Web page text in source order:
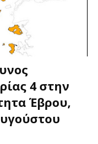
4 στην
Έβρου,